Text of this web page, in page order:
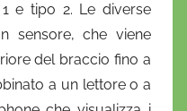
e tipo 2. Le diverse
sensore, che viene
del braccio fino a
a un lettore o a